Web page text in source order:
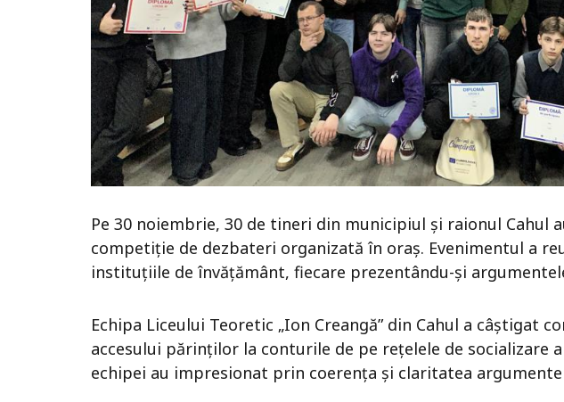
Pe 30 noiembrie, 30 de tineri din municipiul și raionul Cahul
competiție de dezbateri organizată în oraș. Evenimentul a
instituțiile de învățământ, fiecare prezentându-și
Echipa Liceului Teoretic „Ion Creangă” din Cahul a câștigat
accesului părinților la conturile de pe rețelele de socializare
echipei au impresionat prin coerența și claritatea